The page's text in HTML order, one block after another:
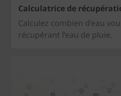
Calculatrice de
Calculez combien d’eau
récupérant l’eau de pluie.